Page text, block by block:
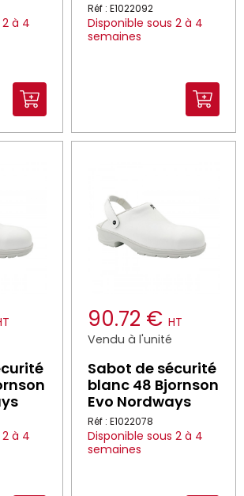
à 4
Réf : E1022092
Disponible sous 2 à 4
semaines
à 4
90.72 € HT
Vendu à l'unité
Sabot de sécurité
blanc 48 Bjornson
Evo Nordways
Réf : E1022078
Disponible sous 2 à 4
semaines